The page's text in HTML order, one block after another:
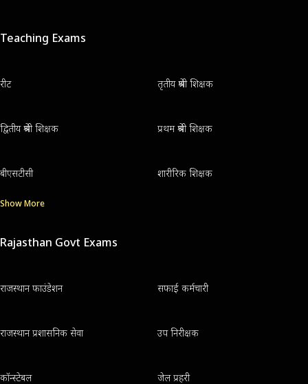
Teaching Exams
रीट तृतीय श्रेणी शिक्षक
द्वितीय श्रेणी शिक्षक प्रथम श्रेणी शिक्षक
बीएसटीसी शारीरिक शिक्षक
Show More
Rajasthan Govt Exams
राजस्थान फाउंडेशन सफाई कर्मचारी
राजस्थान प्रशासनिक सेवा उप निरीक्षक
कॉन्स्टेबल जेल प्रहरी